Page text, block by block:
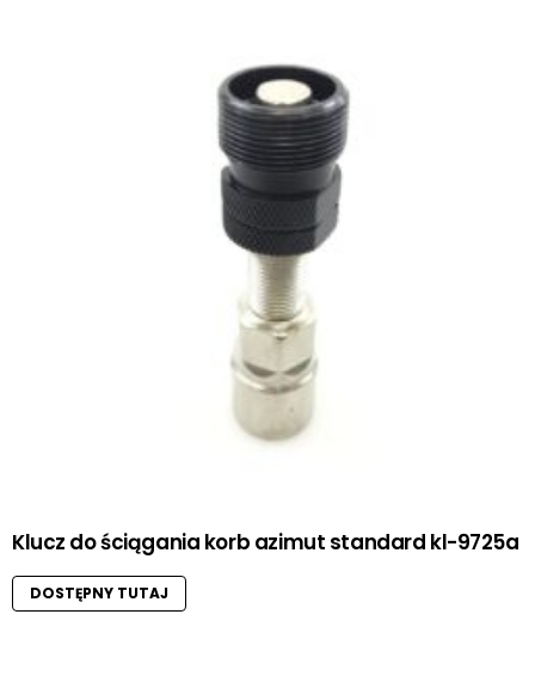
Klucz do ściągania korb azimut standard kl-9725a
DOSTĘPNY TUTAJ